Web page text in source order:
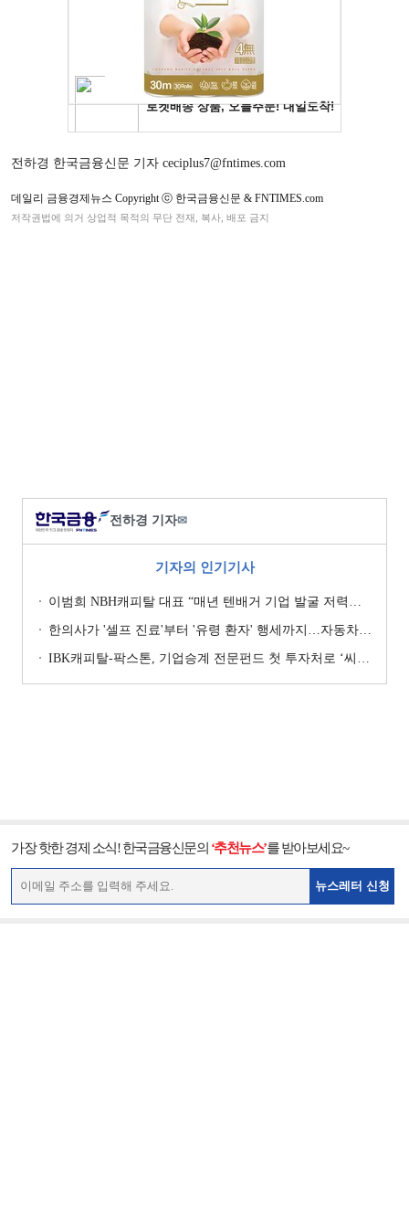
전하경 한국금융신문 기자 ceciplus7@fntimes.com
데일리 금융경제뉴스 Copyright ⓒ 한국금융신문 & FNTIMES.com
저작권법에 의거 상업적 목적의 무단 전재, 복사, 배포 금지
전하경 기자✉
기자의 인기기사
이범희 NBH캐피탈 대표 “매년 텐배거 기업 발굴 저력…올해 ROE 20% 목표”
한의사가 '셀프 진료'부터 '유령 환자' 행세까지…자동차보험 악용 심각 [경상환자 8주룰 도입 초읽기]
IBK캐피탈-팍스톤, 기업승계 전문펀드 첫 투자처로 ‘씨엠디기술단’ 낙점 [캐피탈사 돋보기]
가장 핫한 경제 소식! 한국금융신문의 ‘추천뉴스’를 받아보세요~
뉴스레터 신청